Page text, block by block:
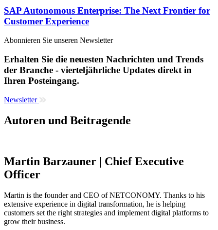
SAP Autonomous Enterprise: The Next Frontier for
Customer Experience
Abonnieren Sie unseren Newsletter
Erhalten Sie die neuesten Nachrichten und Trends
der Branche - vierteljährliche Updates direkt in
Ihren Posteingang.
Newsletter
Autoren und Beitragende
Martin Barzauner | Chief Executive
Officer
Martin is the founder and CEO of NETCONOMY. Thanks to his
extensive experience in digital transformation, he is helping
customers set the right strategies and implement digital platforms to
grow their business.